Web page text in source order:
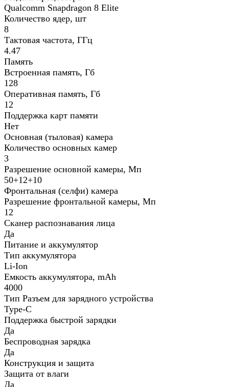
Qualcomm Snapdragon 8 Elite
Количество ядер, шт
8
Тактовая частота, ГГц
4.47
Память
Встроенная память, Гб
128
Оперативная память, Гб
12
Поддержка карт памяти
Нет
Основная (тыловая) камера
Количество основных камер
3
Разрешение основной камеры, Мп
50+12+10
Фронтальная (селфи) камера
Разрешение фронтальной камеры, Мп
12
Сканер распознавания лица
Да
Питание и аккумулятор
Тип аккумулятора
Li-Ion
Емкость аккумулятора, mAh
4000
Тип Разъем для зарядного устройства
Type-C
Поддержка быстрой зарядки
Да
Беспроводная зарядка
Да
Конструкция и защита
Защита от влаги
Да